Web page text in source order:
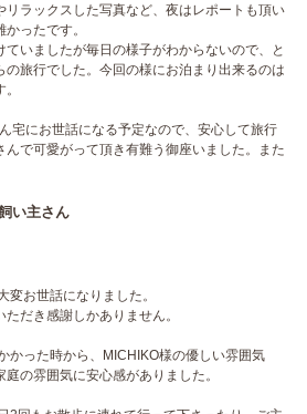
リラックスした写真など、夜はレポートも頂い
ったです。
ていましたが毎日の様子がわからないので、と
旅行でした。今回の様にお泊まり出来るのは
宅にお世話になる予定なので、安心して旅行
んで可愛がって頂き有難う御座いました。また
い主さん
お世話になりました。
だき感謝しかありません。
かった時から、MICHIKO様の優しい雰囲気
の雰囲気に安心感がありました。